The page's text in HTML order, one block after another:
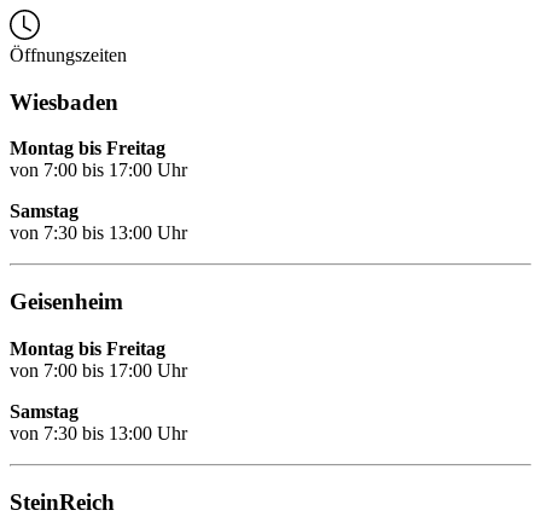
Öffnungszeiten
Wiesbaden
Montag bis Freitag
von 7:00 bis 17:00 Uhr
Samstag
von 7:30 bis 13:00 Uhr
Geisenheim
Montag bis Freitag
von 7:00 bis 17:00 Uhr
Samstag
von 7:30 bis 13:00 Uhr
SteinReich